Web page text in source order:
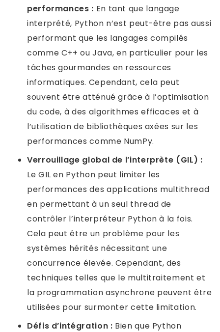
performances : En tant que langage
interprété, Python n’est peut-être pas aussi
performant que les langages compilés
comme C++ ou Java, en particulier pour les
tâches gourmandes en ressources
informatiques. Cependant, cela peut
souvent être atténué grâce à l’optimisation
du code, à des algorithmes efficaces et à
l’utilisation de bibliothèques axées sur les
performances comme NumPy.
Verrouillage global de l’interprète (GIL) :
Le GIL en Python peut limiter les
performances des applications multithread
en permettant à un seul thread de
contrôler l’interpréteur Python à la fois.
Cela peut être un problème pour les
systèmes hérités nécessitant une
concurrence élevée. Cependant, des
techniques telles que le multitraitement et
la programmation asynchrone peuvent être
utilisées pour surmonter cette limitation.
Défis d’intégration : Bien que Python